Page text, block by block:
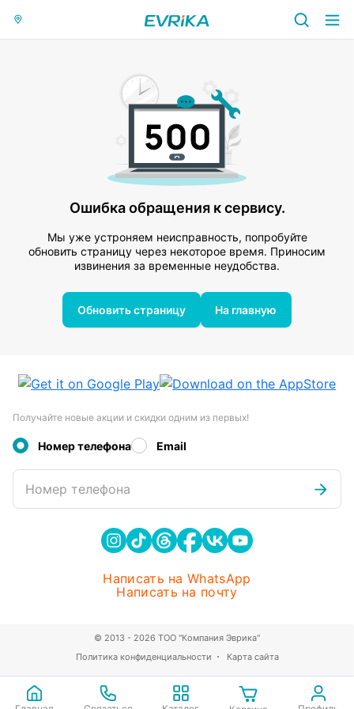
Ошибка обращения к сервису.
Мы уже устроняем неисправность, попробуйте
обновить страницу через некоторое время. Приносим
извинения за временные неудобства.
Обновить страницу На главную
Получайте новые акции и скидки одним из первых!
Номер телефона Email
Номер телефона
Написать на WhatsApp
Написать на почту
Политика конфиденциальности Карта сайта
© 2013 - 2026 ТОО "Компания Эврика"